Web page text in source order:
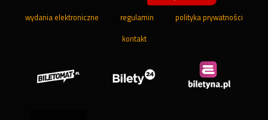
wydania elektroniczne regulamin polityka prywatności
kontakt